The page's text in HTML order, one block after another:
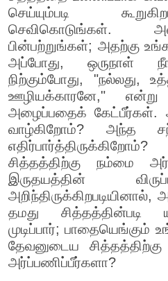
செய்யும்படி
செவிகொடுங்கள்.
பின்பற்றுங்கள்; அதற்கு
அப்போது, ஒருநாள்
நிற்கும்போது, "நல்லது,
ஊழியக்காரனே,"
அழைப்பதைக் கேட்பீர்கள்.
வாழ்கிறோம்? அந்த
சித்தத்திற்கு நம்மை
இருதயத்தின்
தமது சித்தத்தின்படி
முடிப்பார்; பாதையெங்கும்
தேவனுடைய
அர்ப்பணிப்பீர்களா?